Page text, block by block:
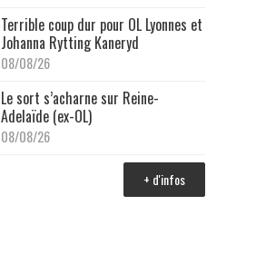
Terrible coup dur pour OL Lyonnes et
Johanna Rytting Kaneryd
08/08/26
Le sort s’acharne sur Reine-
Adelaïde (ex-OL)
08/08/26
+ d'infos